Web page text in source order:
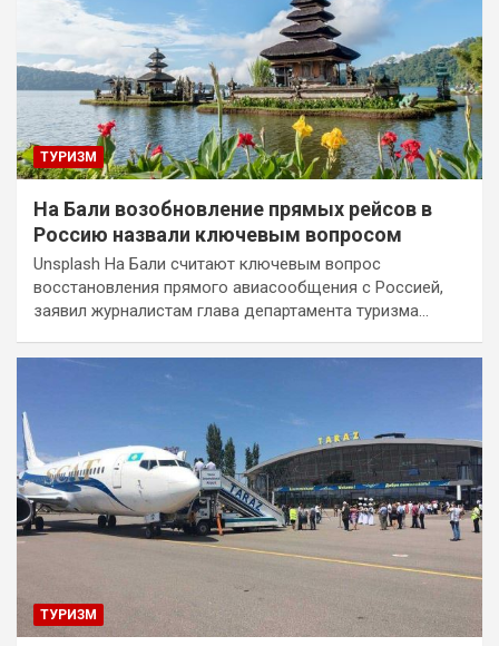
ТУРИЗМ
На Бали возобновление прямых рейсов в
Россию назвали ключевым вопросом
Unsplash На Бали считают ключевым вопрос
восстановления прямого авиасообщения с Россией,
заявил журналистам глава департамента туризма…
ТУРИЗМ